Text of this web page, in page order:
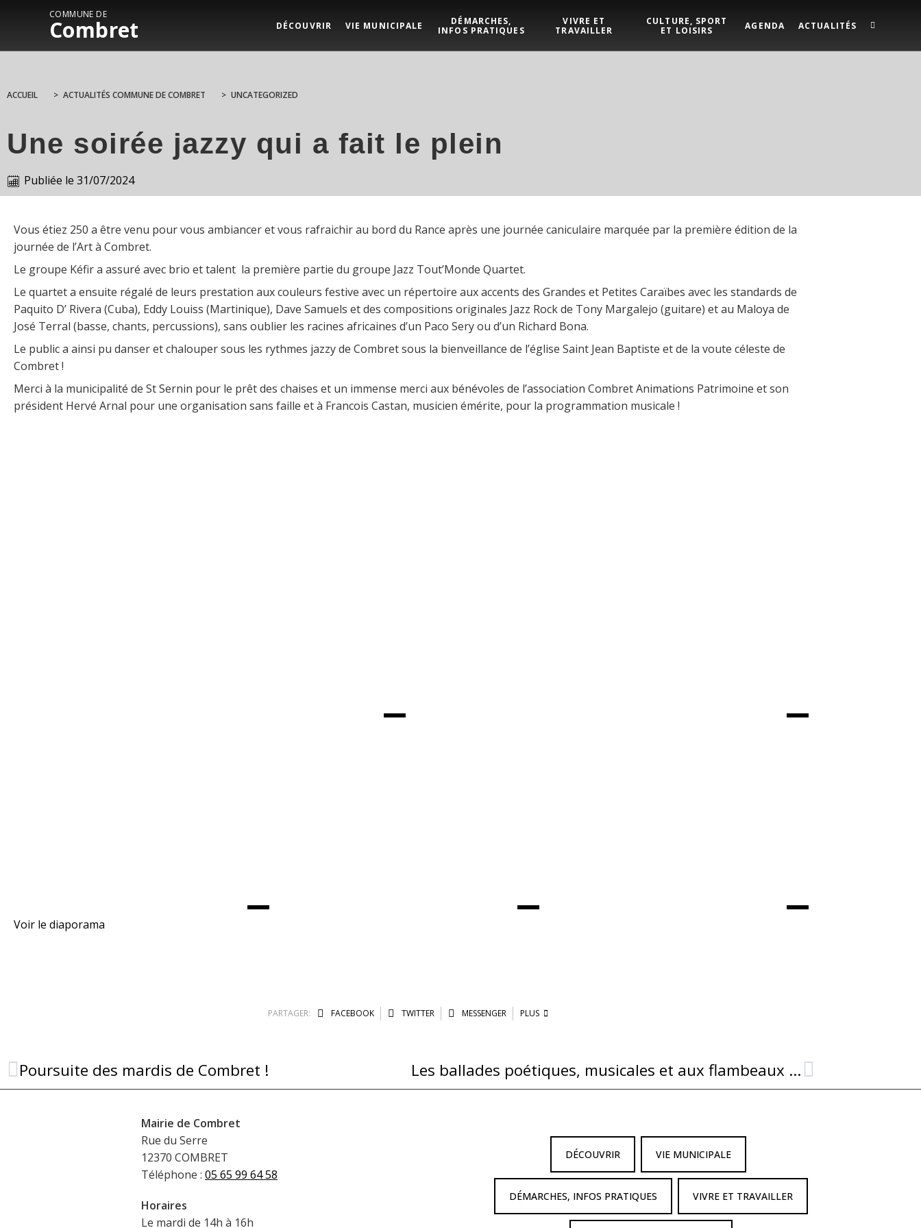
COMMUNE DE
Combret DÉCOUVRIR VIE MUNICIPALE
DÉMARCHES,
INFOS PRATIQUES
VIVRE ET
TRAVAILLER
CULTURE, SPORT
ET LOISIRS
AGENDA ACTUALITÉS
ACCUEIL > ACTUALITÉS COMMUNE DE COMBRET > UNCATEGORIZED
Une soirée jazzy qui a fait le plein
Publiée le 31/07/2024
Vous étiez 250 a être venu pour vous ambiancer et vous rafraichir au bord du Rance après une journée caniculaire marquée par la première édition de la
journée de l’Art à Combret.
Le groupe Kéfir a assuré avec brio et talent la première partie du groupe Jazz Tout’Monde Quartet.
Le quartet a ensuite régalé de leurs prestation aux couleurs festive avec un répertoire aux accents des Grandes et Petites Caraïbes avec les standards de
Paquito D’ Rivera (Cuba), Eddy Louiss (Martinique), Dave Samuels et des compositions originales Jazz Rock de Tony Margalejo (guitare) et au Maloya de
José Terral (basse, chants, percussions), sans oublier les racines africaines d’un Paco Sery ou d’un Richard Bona.
Le public a ainsi pu danser et chalouper sous les rythmes jazzy de Combret sous la bienveillance de l’église Saint Jean Baptiste et de la voute céleste de
Combret !
Merci à la municipalité de St Sernin pour le prêt des chaises et un immense merci aux bénévoles de l’association Combret Animations Patrimoine et son
président Hervé Arnal pour une organisation sans faille et à Francois Castan, musicien émérite, pour la programmation musicale !
Voir le diaporama
PARTAGER: FACEBOOK TWITTER MESSENGER PLUS
Poursuite des mardis de Combret ! Les ballades poétiques, musicales et aux flambeaux se poursuivent !
Mairie de Combret
Rue du Serre
12370 COMBRET
Téléphone : 05 65 99 64 58
Horaires
Le mardi de 14h à 16h
DÉCOUVRIR VIE MUNICIPALE
DÉMARCHES, INFOS PRATIQUES VIVRE ET TRAVAILLER